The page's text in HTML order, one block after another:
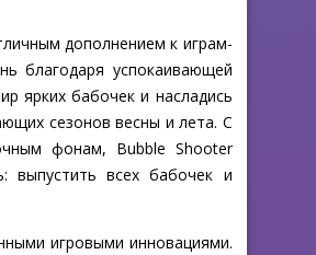
дополнением к играм-
благодаря успокаивающей
ярких бабочек и насладись
сезонов весны и лета. С
фонам, Bubble Shooter
выпустить всех бабочек и
игровыми инновациями.